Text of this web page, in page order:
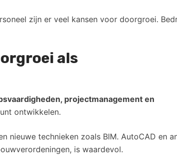
zijn er veel kansen voor doorgroei.
als
projectmanagement en
ontwikkelen.
nieuwe technieken zoals BIM. AutoCAD en
is waardevol.